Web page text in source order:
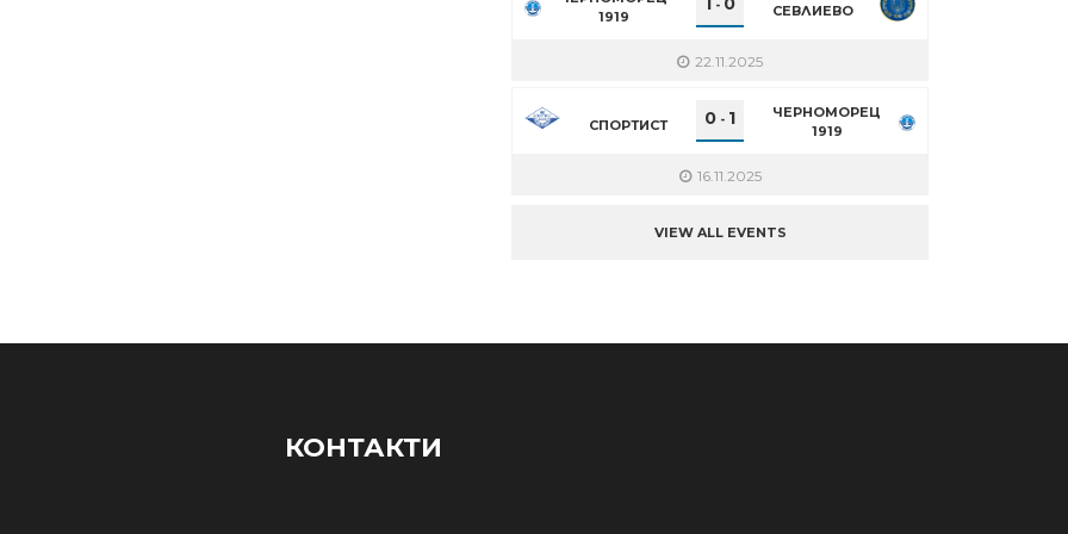
1919
- СЕВЛИЕВО
22.11.2025
СПОРТИСТ 0 - 1
ЧЕРНОМОРЕЦ
1919
16.11.2025
VIEW ALL EVENTS
КОНТАКТИ